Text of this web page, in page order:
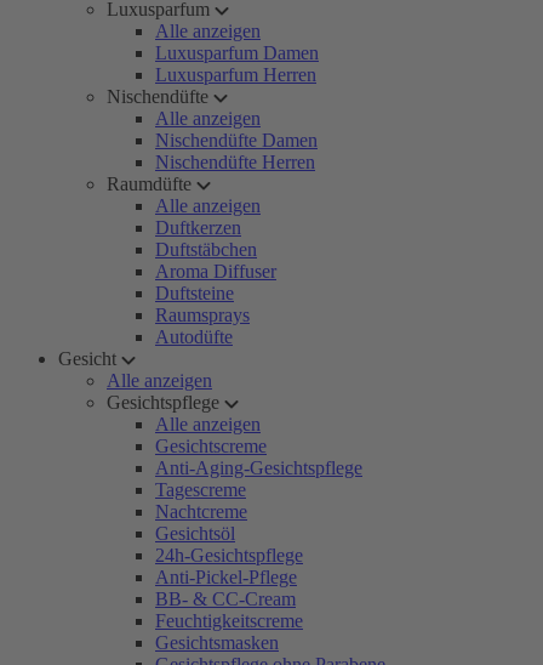
Luxusparfum
Alle anzeigen
Luxusparfum Damen
Luxusparfum Herren
Nischendüfte
Alle anzeigen
Nischendüfte Damen
Nischendüfte Herren
Raumdüfte
Alle anzeigen
Duftkerzen
Duftstäbchen
Aroma Diffuser
Duftsteine
Raumsprays
Autodüfte
Gesicht
Alle anzeigen
Gesichtspflege
Alle anzeigen
Gesichtscreme
Anti-Aging-Gesichtspflege
Tagescreme
Nachtcreme
Gesichtsöl
24h-Gesichtspflege
Anti-Pickel-Pflege
BB- & CC-Cream
Feuchtigkeitscreme
Gesichtsmasken